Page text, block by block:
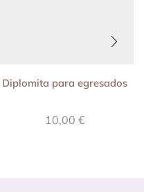
Diplomita para egresados
10,00 €